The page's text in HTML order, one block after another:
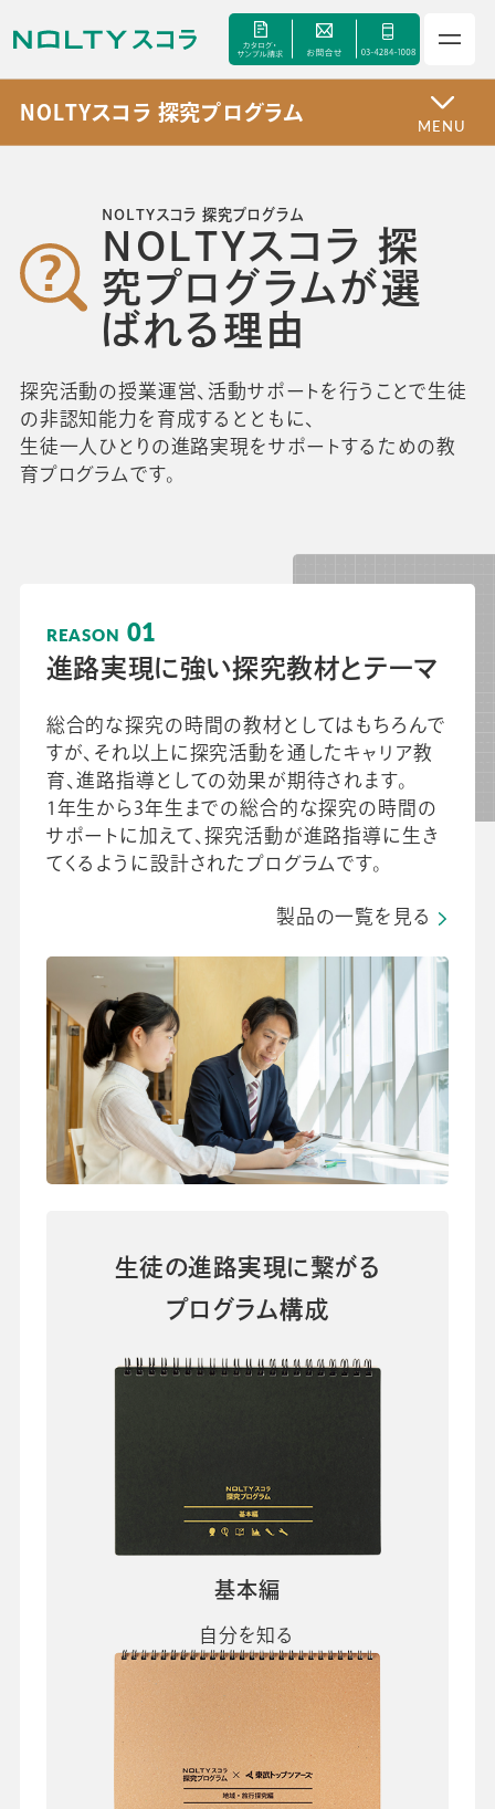
セミナー
手帳甲子園
資料ダウンロード
よくあるご質問
会社情報 グループ会社プライバシーポリシー 個人情報保護法 利用規約
採用情報
ビジネスツール事業 企業情報
NOLTYスコラ 探究プログラム
MENU
NOLTYスコラ 探
究プログラムが選
ばれる理由
NOLTYスコラ 探究プログラム
探究活動の授業運営、活動サポートを行うことで生徒
の非認知能力を育成するとともに、
生徒一人ひとりの進路実現をサポートするための教
育プログラムです。
REASON 01
進路実現に強い探究教材とテーマ
総合的な探究の時間の教材としてはもちろんで
すが、それ以上に探究活動を通したキャリア教
育、進路指導としての効果が期待されます。
1年生から3年生までの総合的な探究の時間の
サポートに加えて、探究活動が進路指導に生き
てくるように設計されたプログラムです。
製品の一覧を見る
生徒の進路実現に繋がる
プログラム構成
基本編
自分を知る